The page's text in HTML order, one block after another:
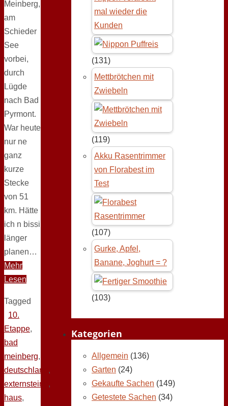
Meinberg,
am
Schieder
See
vorbei,
durch
Lügde
nach Bad
Pyrmont.
War heute
nur ne
ganz
kurze
Stecke
von 51
km. Hätte
ich n bissi
länger
planen…
Mehr
Lesen
Tagged
10.
Etappe,
bad
meinberg,
deutschland ,
externsteine ,
haus,
mal wieder die
Kunden
(131)
Mettbrötchen mit
Zwiebeln
(119)
Akku Rasentrimmer
von Florabest im
Test
(107)
Gurke, Apfel,
Banane, Joghurt = ?
(103)
Kategorien
Allgemein (136)
Garten (24)
Gekaufte Sachen (149)
Getestete Sachen (34)